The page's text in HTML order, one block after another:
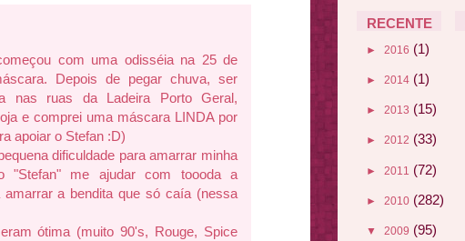
com uma odisséia na 25 de
Depois de pegar chuva, ser
nas ruas da Ladeira Porto Geral,
e comprei uma máscara LINDA por
apoiar o Stefan :D)
dificuldade para amarrar minha
"Stefan" me ajudar com toooda a
amarrar a bendita que só caía (nessa
ótima (muito 90's, Rouge, Spice
RECENTE
► 2016 (1)
► 2014 (1)
► 2013 (15)
► 2012 (33)
► 2011 (72)
► 2010 (282)
▼ 2009 (95)